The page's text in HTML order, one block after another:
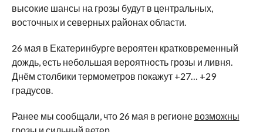
высокие шансы на грозы будут в центральных,
восточных и северных районах области.
26 мая в Екатеринбурге вероятен кратковременный
дождь, есть небольшая вероятность грозы и ливня.
Днём столбики термометров покажут +27… +29
градусов.
Ранее мы сообщали, что 26 мая в регионе возможны